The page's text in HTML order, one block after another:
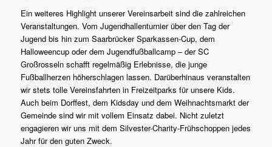
Ein weiteres Highlight unserer Vereinsarbeit sind die zahlreichen
Veranstaltungen. Vom Jugendhallenturnier über den Tag der
Jugend bis hin zum Saarbrücker Sparkassen-Cup, dem
Halloweencup oder dem Jugendfußballcamp – der SC
Großrosseln schafft regelmäßig Erlebnisse, die junge
Fußballherzen höherschlagen lassen. Darüberhinaus veranstalten
wir stets tolle Vereinsfahrten in Freizeitparks für unsere Kids.
Auch beim Dorffest, dem Kidsday und dem Weihnachtsmarkt der
Gemeinde sind wir mit vollem Einsatz dabei. Nicht zuletzt
engagieren wir uns mit dem Silvester-Charity-Frühschoppen jedes
Jahr für den guten Zweck.